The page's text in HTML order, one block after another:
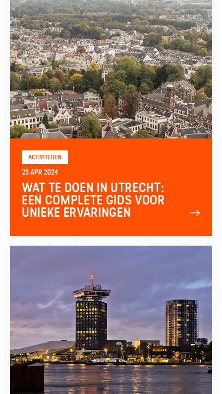
ACTIVITEITEN
23 APR 2024
WAT TE DOEN IN UTRECHT:
EEN COMPLETE GIDS VOOR
UNIEKE ERVARINGEN